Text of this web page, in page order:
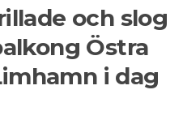
och slog
Östra
i dag